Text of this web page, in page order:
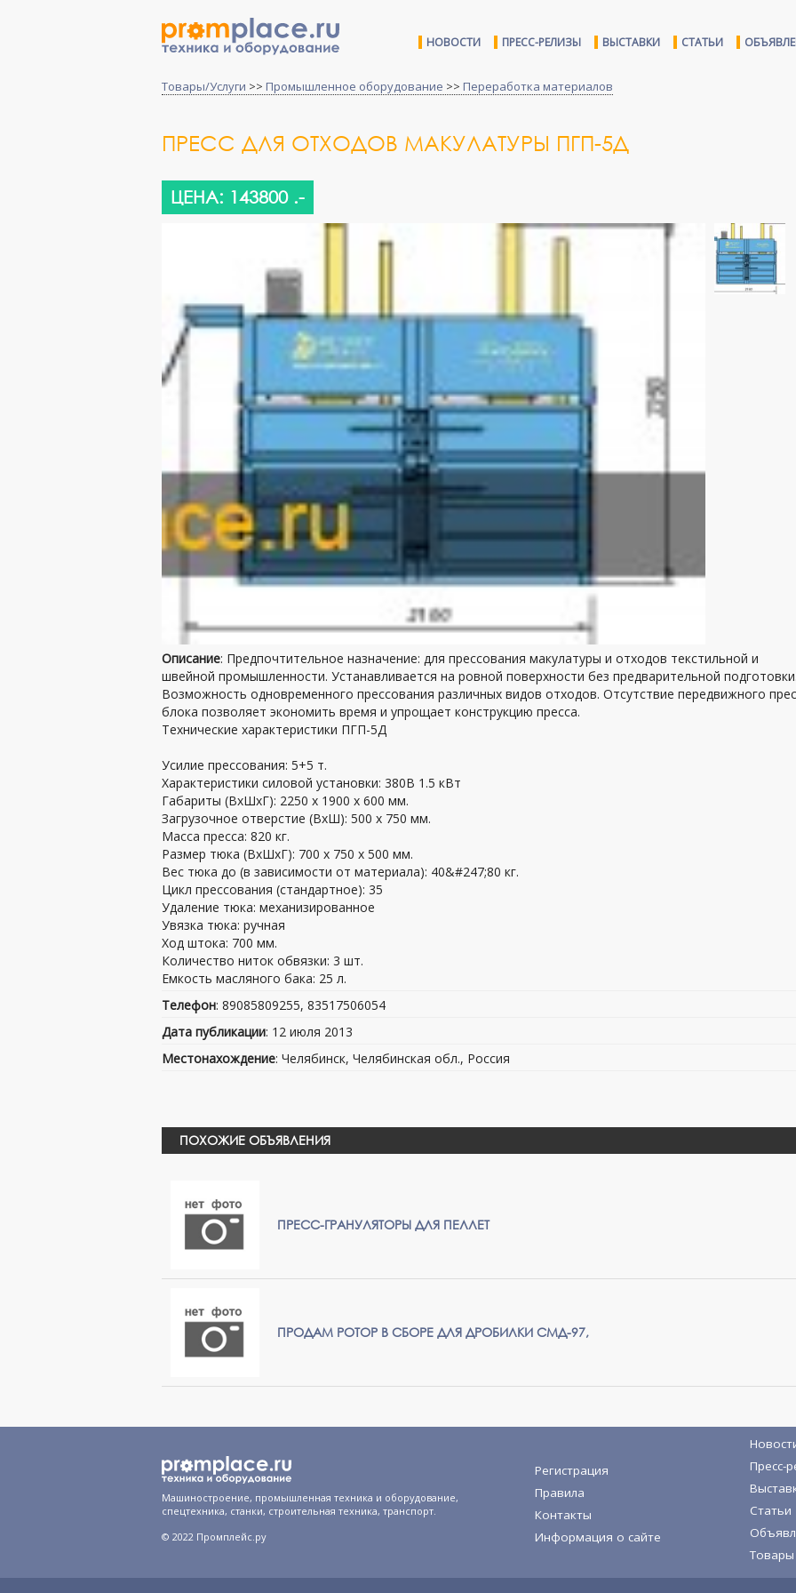
НОВОСТИ ПРЕСС-РЕЛИЗЫ ВЫСТАВКИ СТАТЬИ
Товары/Услуги >> Промышленное оборудование >> Переработка материалов
ПРЕСС ДЛЯ ОТХОДОВ МАКУЛАТУРЫ ПГП-5Д
ЦЕНА: 143800 .-
Описание: Предпочтительное назначение: для прессования макулатуры и отходов текстильной и
швейной промышленности. Устанавливается на ровной поверхности без предварительной
Возможность одновременного прессования различных видов отходов. Отсутствие передвижного
блока позволяет экономить время и упрощает конструкцию пресса.
Технические характеристики ПГП-5Д
Усилие прессования: 5+5 т.
Характеристики силовой установки: 380В 1.5 кВт
Габариты (ВхШхГ): 2250 х 1900 х 600 мм.
Загрузочное отверстие (ВхШ): 500 х 750 мм.
Масса пресса: 820 кг.
Размер тюка (ВхШхГ): 700 х 750 х 500 мм.
Вес тюка до (в зависимости от материала): 40&#247;80 кг.
Цикл прессования (стандартное): 35
Удаление тюка: механизированное
Увязка тюка: ручная
Ход штока: 700 мм.
Количество ниток обвязки: 3 шт.
Емкость масляного бака: 25 л.
Телефон: 89085809255, 83517506054
Дата публикации: 12 июля 2013
Местонахождение: Челябинск, Челябинская обл., Россия
ПОХОЖИЕ ОБЪЯВЛЕНИЯ
ПРЕСС-ГРАНУЛЯТОРЫ ДЛЯ ПЕЛЛЕТ
ПРОДАМ РОТОР В СБОРЕ ДЛЯ ДРОБИЛКИ СМД-97,
Машиностроение, промышленная техника и оборудование,
спецтехника, станки, строительная техника, транспорт.
© 2022 Промплейс.ру
Регистрация
Правила
Контакты
Информация о сайте
Пресс-
Статьи
Товары